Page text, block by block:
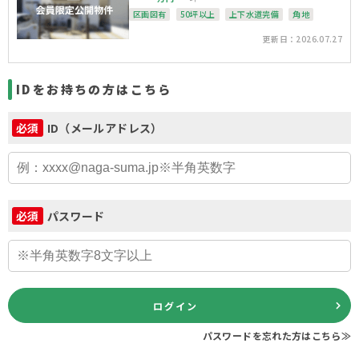
区画図有
50坪以上 上下水道完備 角地
更新日：2026.07.27
IDをお持ちの方はこちら
必須 ID（メールアドレス）
必須 パスワード
ログイン
パスワードを忘れた方はこちら≫